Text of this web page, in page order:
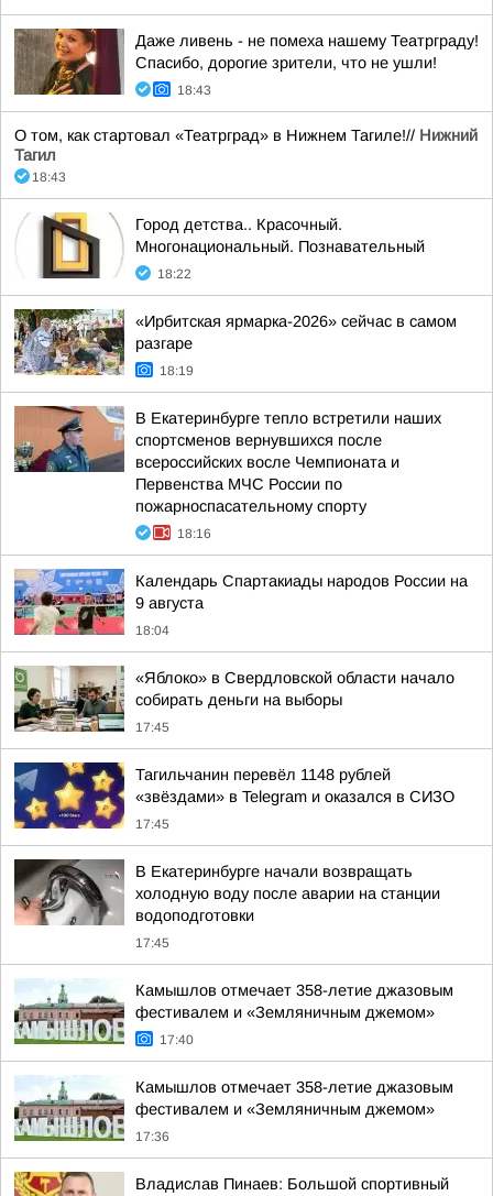
Даже ливень - не помеха нашему Театрграду!
Спасибо, дорогие зрители, что не ушли!
18:43
О том, как стартовал «Театрград» в Нижнем Тагиле!// Нижний
Тагил
18:43
Город детства.. Красочный.
Многонациональный. Познавательный
18:22
«Ирбитская ярмарка-2026» сейчас в самом
разгаре
18:19
В Екатеринбурге тепло встретили наших
спортсменов вернувшихся после
всероссийских восле Чемпионата и
Первенства МЧС России по
пожарноспасательному спорту
18:16
Календарь Спартакиады народов России на
9 августа
18:04
«Яблоко» в Свердловской области начало
собирать деньги на выборы
17:45
Тагильчанин перевёл 1148 рублей
«звёздами» в Telegram и оказался в СИЗО
17:45
В Екатеринбурге начали возвращать
холодную воду после аварии на станции
водоподготовки
17:45
Камышлов отмечает 358-летие джазовым
фестивалем и «Земляничным джемом»
17:40
Камышлов отмечает 358-летие джазовым
фестивалем и «Земляничным джемом»
17:36
Владислав Пинаев: Большой спортивный